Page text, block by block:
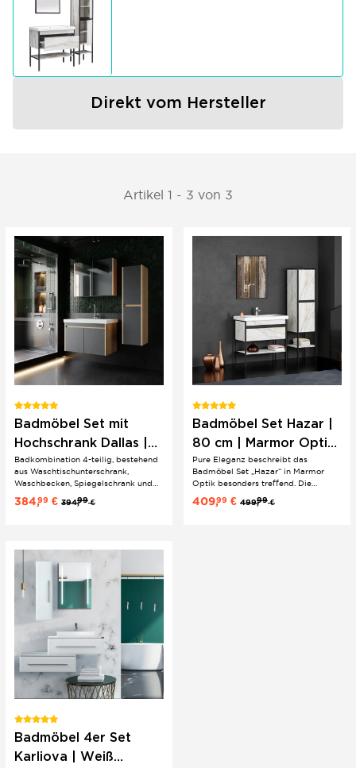
Direkt vom Hersteller
Artikel 1 - 3 von 3
Badmöbel Set mit
Hochschrank Dallas |
80 cm | Eichenholz &
Anthrazit
Badkombination 4-teilig, bestehend
aus Waschtischunterschrank,
Waschbecken, Spiegelschrank und
anmutendes Badezimmermöbel-Set.
384,99 € 394,99€
Badmöbel Set Hazar |
80 cm | Marmor Optik
| stehend | Pure
Eleganz
Pure Eleganz beschreibt das
Badmöbel Set „Hazar“ in Marmor
Optik besonders treffend. Die
und hochwertig und setzt im Bad
409,99 € 499,99€
Badmöbel 4er Set
Karliova | Weiß